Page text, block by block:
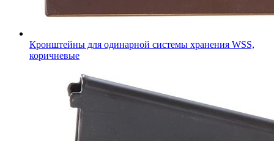
Кронштейны для одинарной системы хранения WSS,
коричневые